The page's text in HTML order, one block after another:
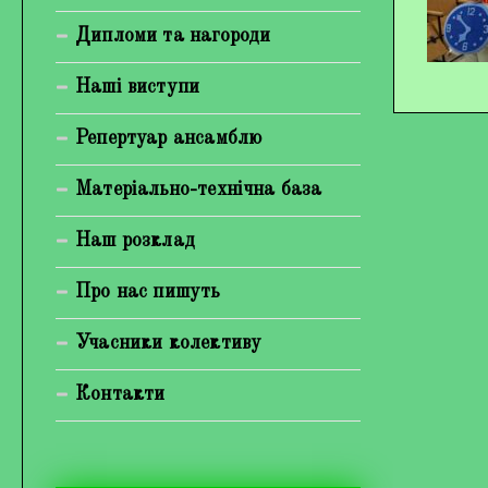
Богуненко Денис Олександрович
Гірієнко Ірина Михайлівна
Відеогалерея
Фотогалерея
Дипломи та нагороди
Наші виступи
Репертуар ансамблю
Матеріально-технічна база
Наш розклад
Про нас пишуть
Учасники колективу
Контакти